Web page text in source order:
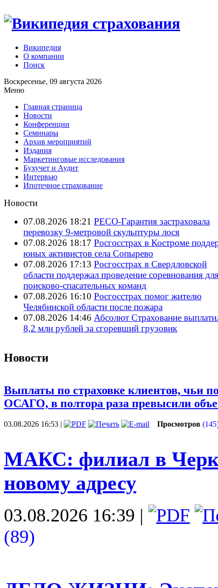
Википедия
О компании
Поиск
Воскресенье, 09 августа 2026
Меню
Главная страница
Новости
Конференции
Семинары
Архив мероприятий
Издания
Маркетинговые исследования
Бухучет и Аудит
Интервью
Ипотечное страхование
Новости
07.08.2026 18:21 РЕСО-Гарантия застраховала
перевозку 9-метровой скульптуры лося
07.08.2026 18:17 Росгосстрах в Костроме
юных активистов села Сопырево
07.08.2026 17:13 Росгосстрах в Свердловской
области поддержал проведение соревнования
поисково‑спасательных команд
07.08.2026 16:10 Росгосстрах помог жителю
Челябинской области после пожара
07.08.2026 14:46 Абсолют Страхование
8,2 млн рублей за сгоревший грузовик
Новости
Выплаты по страховке клиентов, чьи
ОСАГО, в полтора раза превысили
03.08.2026 16:53 | Просмотров
МАКС: филиал в
новому адресу
03.08.2026 16:39 |
(89)